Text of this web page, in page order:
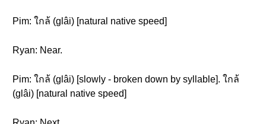
Pim: ใกล้ (glâi) [natural native speed]
Ryan: Near.
Pim: ใกล้ (glâi) [slowly - broken down by syllable]. ใกล้
(glâi) [natural native speed]